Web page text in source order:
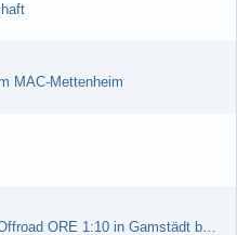
MAC-Mettenheim
Sportkreismeisterschaft Elektro Offroad ORE 1:10 in Gamstädt bei Erfurt, Outdoor mit Indoor Ausweichmöglichkeit!!!